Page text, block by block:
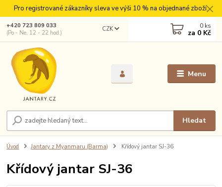
Pro registrované zákazníky sleva ve výši 10 % na objednané zboží.
Menu
CZK
Hledat
+420 723 809 033
(Po - Ne, 12 - 22 hod.)
0 ks
za 0 Kč
Úvod Jantary z Myanmaru (Barma) Křídový jantar SJ-36
Křídový jantar SJ-36